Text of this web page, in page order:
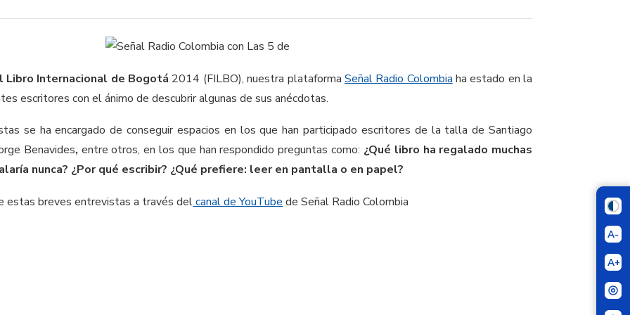
A-
A+
Libro Internacional de Bogotá 2014 (FILBO), nuestra plataforma Señal Radio Colombia ha estado en la
escritores con el ánimo de descubrir algunas de sus anécdotas.
se ha encargado de conseguir espacios en los que han participado escritores de la talla de Santiago
Benavides, entre otros, en los que han respondido preguntas como: ¿Qué libro ha regalado muchas
nunca? ¿Por qué escribir? ¿Qué prefiere: leer en pantalla o en papel?
estas breves entrevistas a través delcanal de YouTube de Señal Radio Colombia